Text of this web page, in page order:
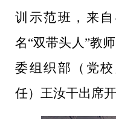
训示范班，来
名“双带头人”教
委组织部（党
任）王汝干出席开